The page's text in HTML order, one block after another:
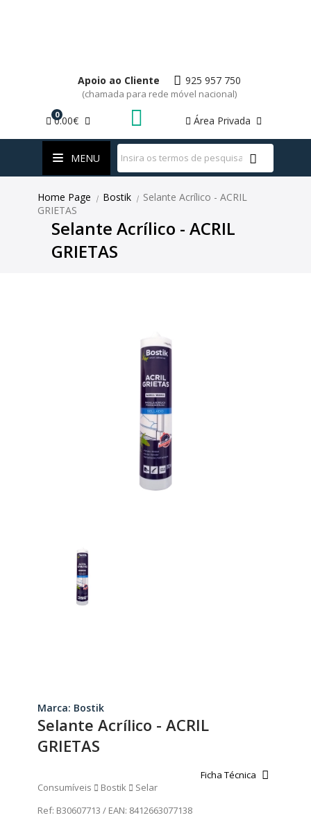
WhatsApp
Apoio ao Cliente 925 957 750
(chamada para rede móvel nacional)
Área Privada
0
0.00€
MENU
Home Page | Bostik | Selante Acrílico - ACRIL
GRIETAS
Selante Acrílico - ACRIL
GRIETAS
Marca: Bostik
Selante Acrílico - ACRIL
GRIETAS
Ficha Técnica
Consumíveis
Bostik
Selar
Ref: B30607713 / EAN: 8412663077138